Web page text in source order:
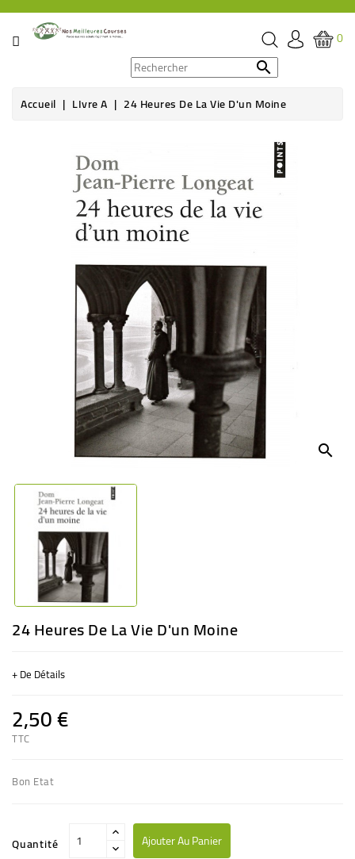
CATÉGORIE
ÉPICERIE
0

Accueil LIvre A 24 Heures De La Vie D'un Moine
search
24 Heures De La Vie D'un Moine
+ De Détails
2,50 €
TTC
Bon Etat
Quantité Ajouter Au Panier